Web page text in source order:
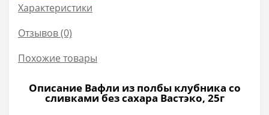
Характеристики
Отзывов (0)
Похожие товары
Описание Вафли из полбы клубника со
сливками без сахара Вастэко, 25г